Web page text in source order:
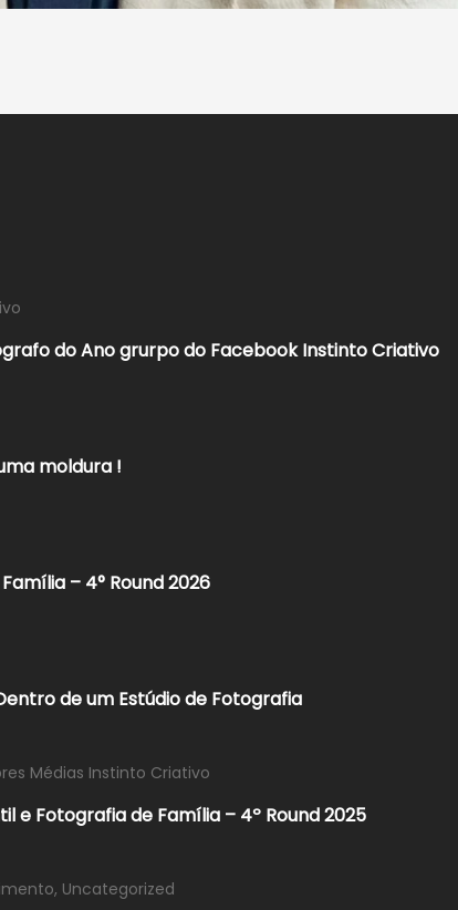
do Ano grurpo do Facebook Instinto Criativo
moldura !
– 4° Round 2026
de um Estúdio de Fotografia
Médias Instinto Criativo
e Fotografia de Família – 4º Round 2025
, Uncategorized